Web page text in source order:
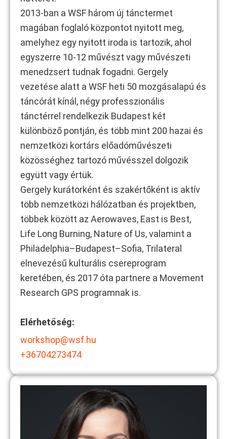
2013-ban a WSF három új tánctermet
magában foglaló központot nyitott meg,
amelyhez egy nyitott iroda is tartozik, ahol
egyszerre 10-12 művészt vagy művészeti
menedzsert tudnak fogadni. Gergely
vezetése alatt a WSF heti 50 mozgásalapú és
táncórát kínál, négy professzionális
tánctérrel rendelkezik Budapest két
különböző pontján, és több mint 200 hazai és
nemzetközi kortárs előadóművészeti
közösséghez tartozó művésszel dolgozik
együtt vagy értük.
Gergely kurátorként és szakértőként is aktív
több nemzetközi hálózatban és projektben,
többek között az Aerowaves, East is Best,
Life Long Burning, Nature of Us, valamint a
Philadelphia–Budapest–Sofia, Trilateral
elnevezésű kulturális csereprogram
keretében, és 2017 óta partnere a Movement
Research GPS programnak is.
Elérhetőség:
workshop@wsf.hu
+36704273474